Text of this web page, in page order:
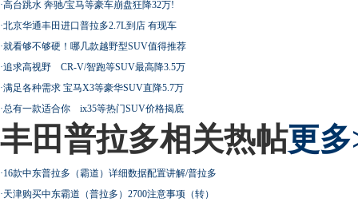
·高台跳水 奔驰/宝马等豪车崩盘狂降32万!
·北京华通丰田进口普拉多2.7L到店 有现车
·就看够不够硬！哪几款越野型SUV值得推荐
·追求高视野 CR-V/智跑等SUV最高降3.5万
·满足各种需求 宝马X3等豪华SUV直降5.7万
·总有一款适合你 ix35等热门SUV价格揭底
丰田普拉多相关热帖更
·16款中东普拉多（霸道）详细数据配置讲解/普拉多
·天津购买中东霸道（普拉多）2700注意事项（转）